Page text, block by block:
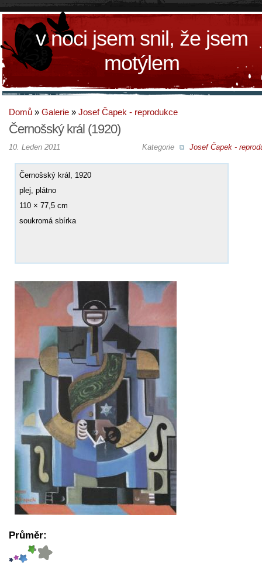
v noci jsem snil, že jsem
motýlem
Domů » Galerie » Josef Čapek - reprodukce
Černošský král (1920)
Kategorie Josef Čapek -
10. Leden 2011
Černošský král, 1920
plej, plátno
110 × 77,5 cm
soukromá sbírka
Průměr: